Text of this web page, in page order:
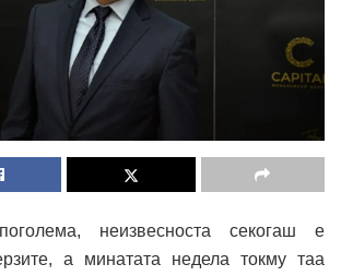
неизвесноста секогаш е
а минатата недела токму таа